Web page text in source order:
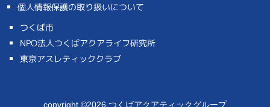
個人情報保護の取り扱いについて
つくば市
NPO法人つくばアクアライフ研究所
東京アスレティッククラブ
copyright ©2026 つくばアクアティックグループ